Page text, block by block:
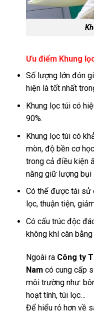
Ưu điểm Khung
Số lượng lớn đón
hiện là tốt nhất
Khung lọc túi có
90%.
Khung lọc túi có
mòn, độ bền cơ
trong cả điều kiện
năng giữ lượng bụi
Có thể được tái sử
lọc, thuận tiện,
Có cấu trúc độc
không khí cân
Ngoài ra Công ty
Nam có cung cấp
môi trường như:
hoạt tính, túi lọc…
Để hiểu rỏ hơn về